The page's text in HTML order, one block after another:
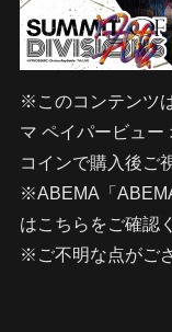
※このコンテンツ
マ ペイパービュー
コインで購入後ご
※ABEMA「
はこちらをご確認
※ご不明な点がご